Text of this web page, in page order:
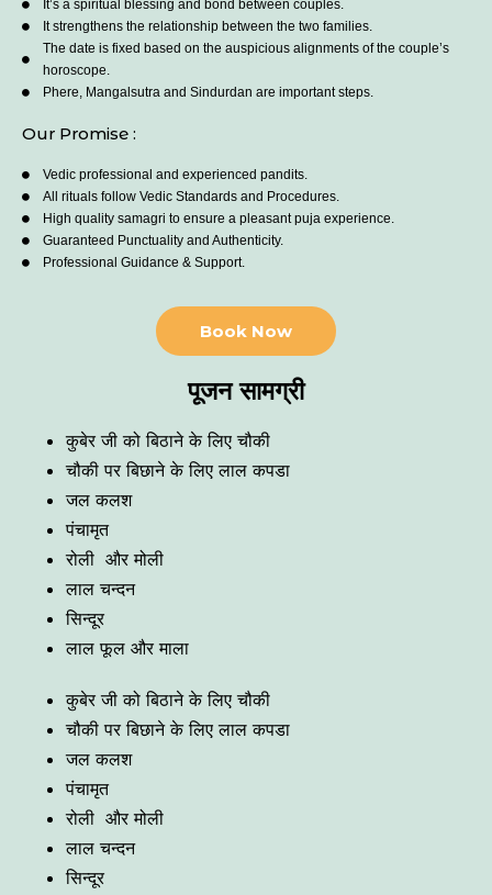
It’s a spiritual blessing and bond between couples.
It strengthens the relationship between the two families.
The date is fixed based on the auspicious alignments of the couple’s
horoscope.
Phere, Mangalsutra and Sindurdan are important steps.
Our Promise :
Vedic professional and experienced pandits.
All rituals follow Vedic Standards and Procedures.
High quality samagri to ensure a pleasant puja experience.
Guaranteed Punctuality and Authenticity.
Professional Guidance & Support.
Book Now
पूजन सामग्री
कुबेर जी को बिठाने के लिए चौकी
चौकी पर बिछाने के लिए लाल कपडा
जल कलश
पंचामृत
रोली और मोली
लाल चन्दन
सिन्दूर
लाल फूल और माला
कुबेर जी को बिठाने के लिए चौकी
चौकी पर बिछाने के लिए लाल कपडा
जल कलश
पंचामृत
रोली और मोली
लाल चन्दन
सिन्दूर